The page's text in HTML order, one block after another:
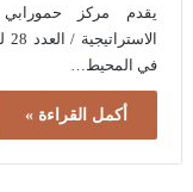
يقدم مركز حمورابي
في المحيط…
أكمل القراءة »